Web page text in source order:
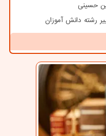
حسینی
رشته دانش آموزان